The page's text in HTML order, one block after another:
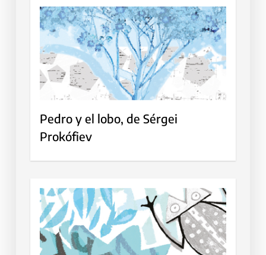
Pedro y el lobo, de Sérgei
Prokófiev